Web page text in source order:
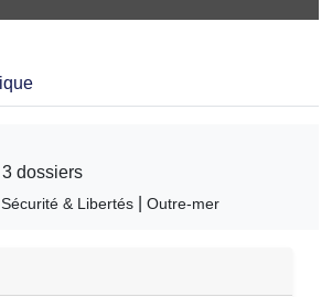
3 dossiers
Sécurité & Libertés Outre-mer